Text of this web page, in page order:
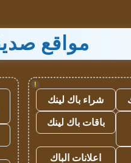
مواقع
!
شراء باك لينك
باقات باك لينك
اعلانات الباك